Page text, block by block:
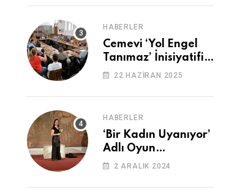
HABERLER
Cemevi ‘Yol Engel
Tanımaz’ İnisiyatifi
2. Kez Buluştu
22 HAZIRAN 2025
HABERLER
‘Bir Kadın Uyanıyor’
Adlı Oyun
Cemevi’nde
2 ARALIK 2024